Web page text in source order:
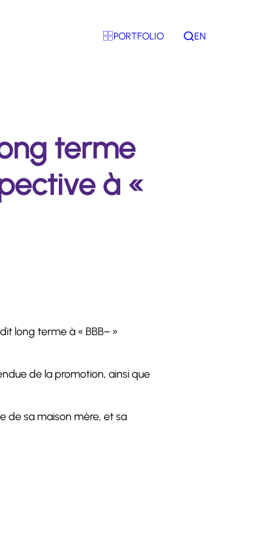
PORTFOLIO Rechercher
EN
terme
à «
long terme à « BBB− »
de la promotion, ainsi que
de sa maison mère, et sa